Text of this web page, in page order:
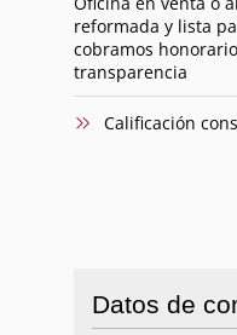
reformada y lista
cobramos
transparencia
Calificación
Datos de